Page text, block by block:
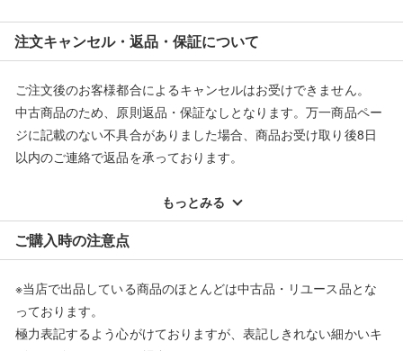
注文キャンセル・返品・保証について
ご注文後のお客様都合によるキャンセルはお受けできません。
中古商品のため、原則返品・保証なしとなります。万一商品ペー
ジに記載のない不具合がありました場合、商品お受け取り後8日
以内のご連絡で返品を承っております。
配送料ともに当社負担で対応いたします。
※オンラインストアで購入頂いた商品は、店頭での返品はお受け
できません。また、商品の修理及び交換に関しては承ることがで
返品・交換について
もっとみる
ご購入時の注意点
※当店で出品している商品のほとんどは中古品・リユース品とな
っております。
極力表記するよう心がけておりますが、表記しきれない細かいキ